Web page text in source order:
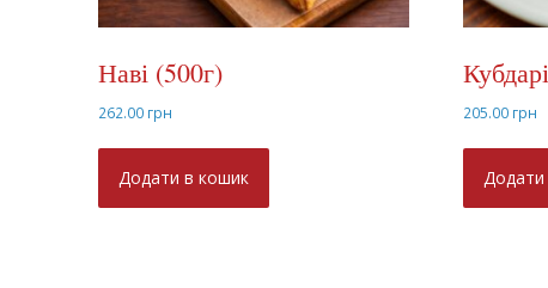
Наві (500г)
262.00 грн
Додати в кошик
205.00 грн